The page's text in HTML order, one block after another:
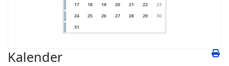
17
18 19 20 21 22
23
24
25 26 27 28 29
30
31
Kalender